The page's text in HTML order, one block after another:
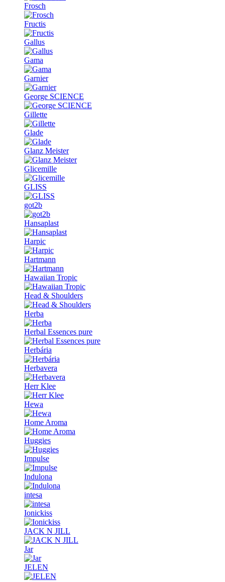
Frosch
Fructis
Gallus
Gama
Garnier
George SCIENCE
Gillette
Glade
Glanz Meister
Glicemille
GLISS
got2b
Hansaplast
Harpic
Hartmann
Hawaiian Tropic
Head & Shoulders
Herba
Herbal Essences pure
Herbária
Herbavera
Herr Klee
Hewa
Home Aroma
Huggies
Impulse
Indulona
intesa
Ionickiss
JACK N JILL
Jar
JELEN